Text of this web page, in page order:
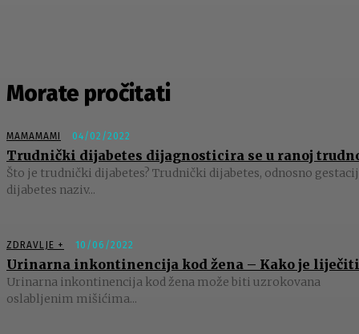
Morate pročitati
MAMAMAMI 04/02/2022
Trudnički dijabetes dijagnosticira se u ranoj
Što je trudnički dijabetes? Trudnički dijabetes, odnosno
dijabetes naziv...
ZDRAVLJE + 10/06/2022
Urinarna inkontinencija kod žena – Kako je
Urinarna inkontinencija kod žena može biti uzrokovana
oslabljenim mišićima...